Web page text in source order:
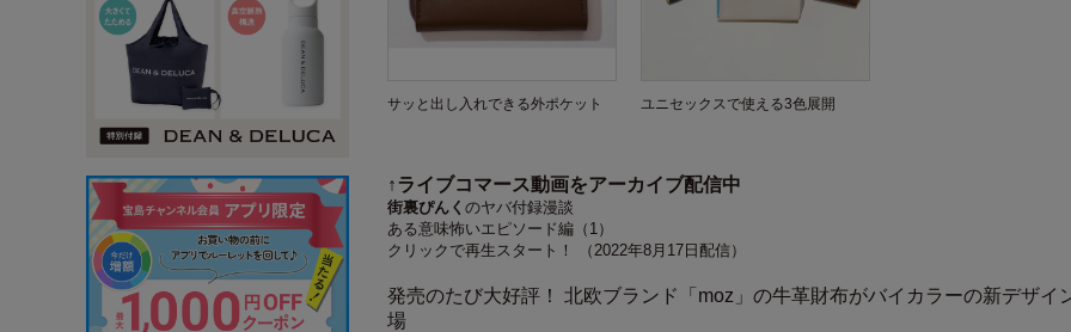
サッと出し入れできる外ポケット ユニセックスで使える3色展開
↑ライブコマース動画をアーカイブ配信中
街裏ぴんく のヤバ付録漫談
ある意味怖いエピソード編（1）
クリックで再生スタート！ （2022年8月17日配信）
発売のたび大好評！ 北欧ブランド「moz」の牛革財布がバイカラーの新デザイ
場